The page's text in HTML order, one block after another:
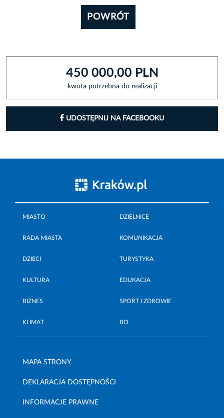
POWRÓT
450 000,00 PLN
kwota potrzebna do realizacji
UDOSTĘPNIJ NA FACEBOOKU
MIASTO DZIELNICE
RADA MIASTA KOMUNIKACJA
DZIECI TURYSTYKA
KULTURA EDUKACJA
BIZNES SPORT I ZDROWIE
KLIMAT BO
MAPA STRONY
DEKLARACJA DOSTĘPNOŚCI
INFORMACJE PRAWNE